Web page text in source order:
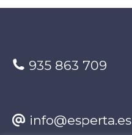
935 863 709
info@esperta.es